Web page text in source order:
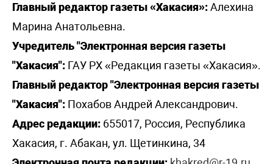
Главный редактор газеты «Хакасия»:Алехина
Марина Анатольевна.
Учредитель "Электронная версия газеты
"Хакасия": ГАУ РХ «Редакция газеты «Хакасия».
Главный редактор "Электронная версия газеты
"Хакасия": Похабов Андрей Александрович.
Адрес редакции: 655017, Россия, Республика
Хакасия, г. Абакан, ул. Щетинкина, 34